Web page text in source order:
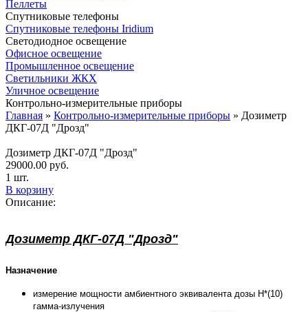
Пеллеты
Спутниковые телефоны
Спутниковые телефоны Iridium
Светодиодное освещение
Офисное освещение
Промышленное освещение
Светильники ЖКХ
Уличное освещение
Контрольно-измерительные приборы
Главная » Контрольно-измерительные приборы » Дозиметр
ДКГ-07Д "Дрозд"
Дозиметр ДКГ-07Д "Дрозд"
29000.00 руб.
1 шт.
В корзину
Описание:
Дозиметр ДКГ-07Д "Дрозд"
Назначение
измерение мощности амбиентного эквивалента дозы Н*(10)
гамма-излучения